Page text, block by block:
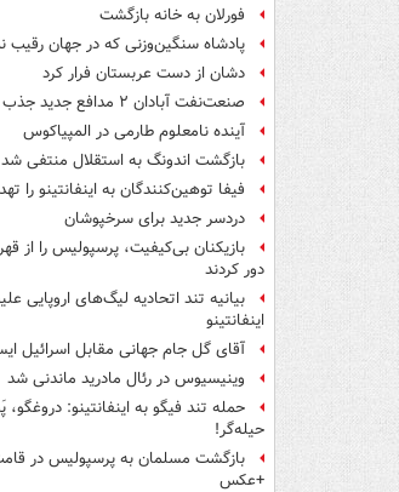
فورلان به خانه بازگشت
پادشاه سنگین‌وزنی که در جهان رقیب
دشان از دست عربستان فرار کرد
صنعت‌نفت آبادان ۲ مدافع جدید جذب کرد
آینده نامعلوم طارمی در المپیاکوس
بازگشت اندونگ به استقلال منتفی شد
فیفا توهین‌کنندگان به اینفانتینو را
دردسر جدید برای سرخپوشان
بازیکنان بی‌کیفیت، پرسپولیس را از
دور کردند
بیانیه تند اتحادیه لیگ‌های اروپایی
اینفانتینو
آقای گل جام جهانی مقابل اسرائیل
وینیسیوس در رئال مادرید ماندنی شد
حمله تند فیگو به اینفانتینو:
حیله‌گر!
بازگشت مسلمان به پرسپولیس در
+عکس